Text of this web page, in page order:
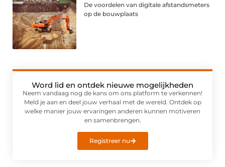
De voordelen van digitale afstandsmeters
op de bouwplaats
Word lid en ontdek nieuwe mogelijkheden
Neem vandaag nog de kans om ons platform te verkennen!
Meld je aan en deel jouw verhaal met de wereld. Ontdek op
welke manier jouw ervaringen anderen kunnen motiveren
en samenbrengen.
Registreer nu